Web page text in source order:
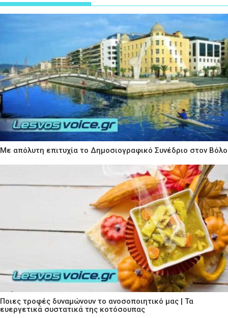
Με απόλυτη επιτυχία το Δημοσιογραφικό Συνέδριο στον Βόλο
Ποιες τροφές δυναμώνουν το ανοσοποιητικό μας | Τα
ευεργετικά συστατικά της κοτόσουπας